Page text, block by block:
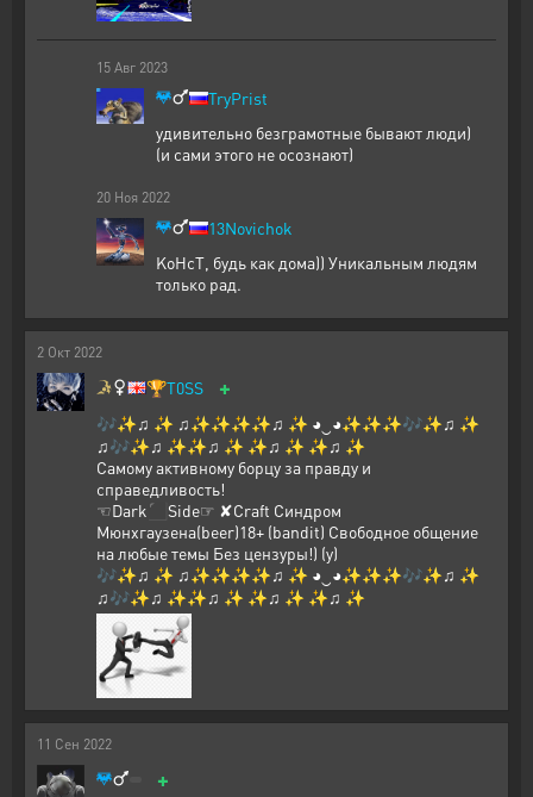
15 Авг 2023
TryPrist
удивительно безграмотные бывают люди)
(и сами этого не осознают)
20 Ноя 2022
13Novichok
KoHcT, будь как дома)) Уникальным людям
только рад.
2 Окт 2022
🏆T0SS +
🎶✨♫ ✨ ♫✨✨✨✨♫ ✨ ◕‿◕✨✨✨🎶✨♫ ✨
♫🎶✨♫ ✨✨♫ ✨ ✨♫ ✨ ✨♫ ✨
Самому активному борцу за правду и
справедливость!
☜Dark⬛Side☞ ✘Craft Синдром
Мюнхгаузена(beer)18+ (bandit) Свободное общение
на любые темы Без цензуры!) (y)
🎶✨♫ ✨ ♫✨✨✨✨♫ ✨ ◕‿◕✨✨✨🎶✨♫ ✨
♫🎶✨♫ ✨✨♫ ✨ ✨♫ ✨ ✨♫ ✨
11 Сен 2022
+